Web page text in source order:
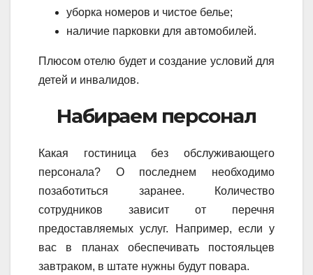
уборка номеров и чистое белье;
наличие парковки для автомобилей.
Плюсом отелю будет и создание условий для
детей и инвалидов.
Набираем персонал
Какая гостиница без обслуживающего
персонала? О последнем необходимо
позаботиться заранее. Количество
сотрудников зависит от перечня
предоставляемых услуг. Например, если у
вас в планах обеспечивать постояльцев
завтраком, в штате нужны будут повара.